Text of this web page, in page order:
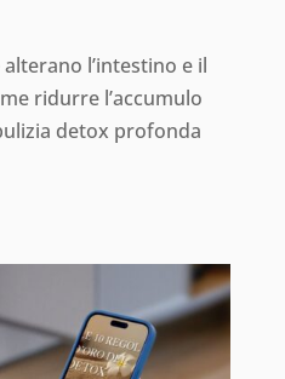
l’intestino e il
ridurre l’accumulo
detox profonda